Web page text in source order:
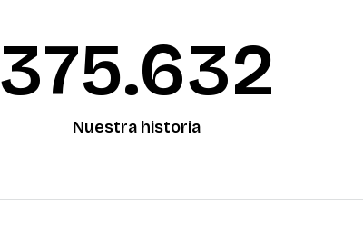
376.090
Nuestra historia